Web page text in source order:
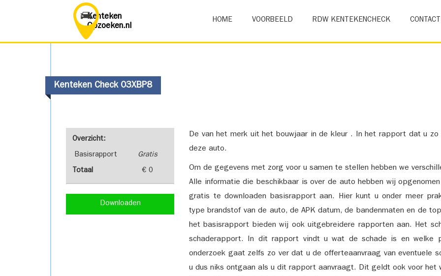
Kenteken
Opzoeken.nl
HOME VOORBEELD RDW KENTEKENCHECK CONTACT
Kenteken Check 03XBP8
Overzicht:
Basisrapport Gratis
Totaal € 0
Downloaden
De van het merk uit het bouwjaar in de kleur . In het rapport dat u
deze auto.
Om de gegevens met zorg voor u samen te stellen hebben we
Alle informatie die beschikbaar is over de auto hebben wij
gratis te downloaden basisrapport aan. Hier kunt u onder meer
type brandstof van de auto, de APK datum, de bandenmaten en de
het basisrapport bieden wij ook uitgebreidere rapporten aan. Het
schaderapport. In dit rapport vindt u wat de schade is en welke
onderzoek gaat zelfs zo ver dat u de offerteaanvraag van eventuele
u dus niks ontgaan als u dit rapport aanvraagt. Dit geldt ook voor